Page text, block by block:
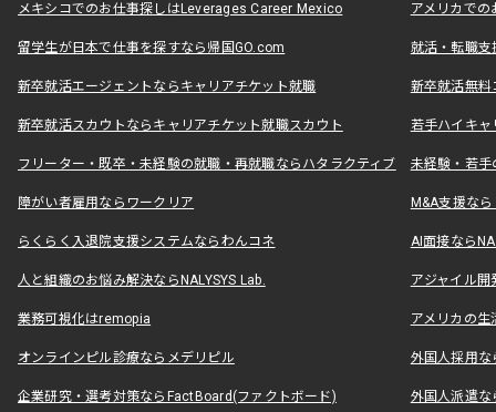
メキシコでのお仕事探しはLeverages Career Mexico アメリカで
留学生が日本で仕事を探すなら帰国GO.com 就活・転職
新卒就活エージェントならキャリアチケット就職 新卒就活無料
新卒就活スカウトならキャリアチケット就職スカウト 若手ハイキ
フリーター・既卒・未経験の就職・再就職ならハタラクティブ 未経験・若手
障がい者雇用ならワークリア M&A支援な
らくらく入退院支援システムならわんコネ AI面接なら
人と組織のお悩み解決ならNALYSYS Lab. アジャイル
業務可視化はremopia アメリカの
オンラインピル診療ならメデリピル 外国人採用
企業研究・選考対策ならFactBoard(ファクトボード) 外国人派遣な